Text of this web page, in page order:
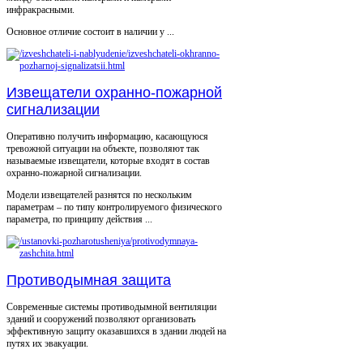
инфракрасными.
Основное отличие состоит в наличии у ...
Извещатели охранно-пожарной
сигнализации
Оперативно получить информацию, касающуюся
тревожной ситуации на объекте, позволяют так
называемые извещатели, которые входят в состав
охранно-пожарной сигнализации.
Модели извещателей разнятся по нескольким
параметрам – по типу контролируемого физического
параметра, по принципу действия ...
Противодымная защита
Современные системы противодымной вентиляции
зданий и сооружений позволяют организовать
эффективную защиту оказавшихся в здании людей на
путях их эвакуации.